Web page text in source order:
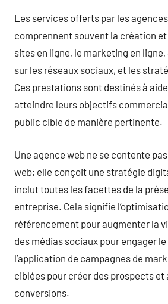
Les services offerts par les
comprennent souvent la création
sites en ligne, le marketing en
sur les réseaux sociaux, et les
Ces prestations sont destinés à
atteindre leurs objectifs
public cible de manière pertinente.
Une agence web ne se contente
web; elle conçoit une stratégie
inclut toutes les facettes de la
entreprise. Cela signifie
référencement pour augmenter la
des médias sociaux pour engager
l’application de campagnes de
ciblées pour créer des prospects
conversions.